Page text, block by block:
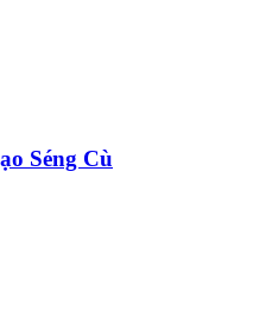
Séng Cù